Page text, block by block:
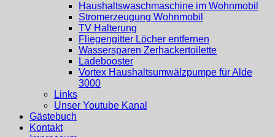
Haushaltswaschmaschine im Wohnmobil
Stromerzeugung Wohnmobil
TV Halterung
Fliegengitter Löcher entfernen
Wassersparen Zerhackertoilette
Ladebooster
Vortex Haushaltsumwälzpumpe für Alde
3000
Links
Unser Youtube Kanal
Gästebuch
Kontakt